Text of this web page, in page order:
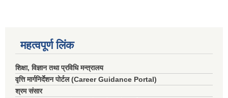
महत्वपूर्ण लिंक
शिक्षा, विज्ञान तथा प्रविधि मन्त्रालय
वृत्ति मार्गनिर्देशन पोर्टल (Career Guidance Portal)
श्रम संसार